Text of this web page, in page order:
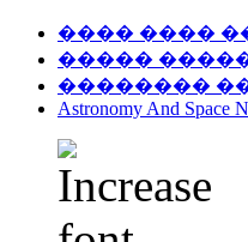
���� ����
�����
��������
Astronomy And Space